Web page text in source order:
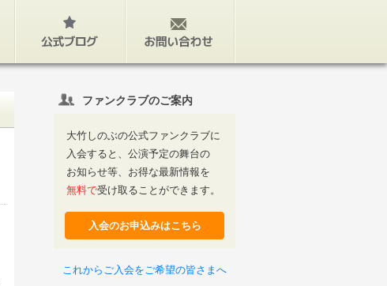
ファンクラブのご案内
大竹しのぶの公式ファンクラブに
入会すると、公演予定の舞台の
お知らせ等、お得な最新情報を
無料で受け取ることができます。
入会のお申込みはこちら
これからご入会をご希望の皆さまへ